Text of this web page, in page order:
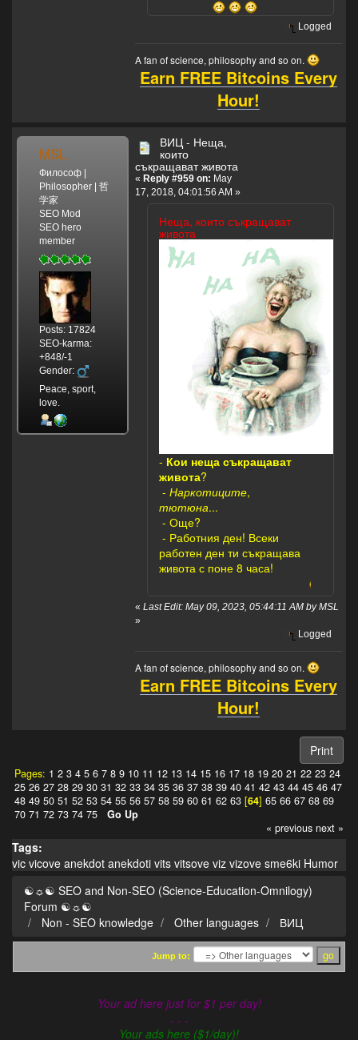
Logged
A fan of science, philosophy and so on.
Earn FREE Bitcoins Every
Hour!
MSL
Философ |
Philosopher | 哲
学家
SEO Mod
SEO hero
member
Posts: 17824
SEO-karma:
+848/-1
Gender:
Peace, sport,
love.
ВИЦ - Неща,
които
съкращават живота
« Reply #959 on: May
17, 2018, 04:01:56 AM »
Неща, които съкращават
живота
- Кои неща съкращават
живота?
- Наркотиците,
тютюна...
- Още?
- Работния ден! Всеки
работен ден ти съкращава
живота с поне 8 часа!
« Last Edit: May 09, 2023, 05:44:11 AM by MSL
»
Logged
A fan of science, philosophy and so on.
Earn FREE Bitcoins Every
Hour!
Print
Pages: 1 2 3 4 5 6 7 8 9 10 11 12 13 14 15 16 17 18 19 20 21 22 23 24
25 26 27 28 29 30 31 32 33 34 35 36 37 38 39 40 41 42 43 44 45 46 47
48 49 50 51 52 53 54 55 56 57 58 59 60 61 62 63[64] 65 66 67 68 69
70 71 72 73 74 75
Go Up
« previous next »
Tags:
vic vicove anekdot anekdoti vits vitsove viz vizove sme6ki Humor
☯☼☯ SEO and Non-SEO (Science-Education-Omnilogy)
Forum ☯☼☯
Non - SEO knowledge
Other languages ВИЦ
Jump to:
Your ad here just for $1 per day!
- - -
Your ads here ($1/day)!